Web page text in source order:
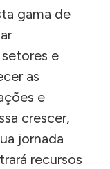
gama de
e
as
e
crescer,
jornada
recursos